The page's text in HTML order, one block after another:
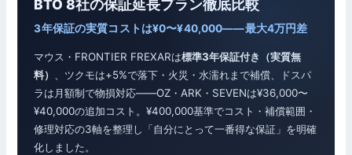
BTO 8社の保証延長プラン徹底比較
3年保証の実質コストは¥0〜¥40,000——最大4万円差
マウス・FRONTIER FREXARは標準3年保証付き（実質無
料）
、ツクモは+5%で落下・火災・水濡れまで補償、ドスパ
ラは月額制で物損対応——OZ・ARK・SEVENは¥36,000〜
¥40,000の追加コスト。¥400,000基準でコスト・補償範囲・
修理対応の3軸を整理し「自分にとって一番得な保証」を明確
化しました。